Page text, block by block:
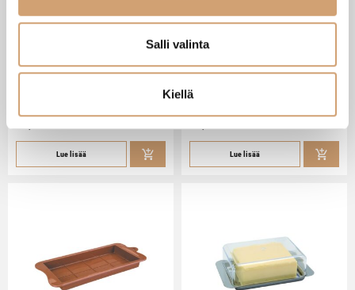
Salli valinta
Kiellä
Zassenhaus Gera sähköinen
pippurimylly 18cm
Lue lisää
Heti saatavilla verkkokaupasta
Lue lisää